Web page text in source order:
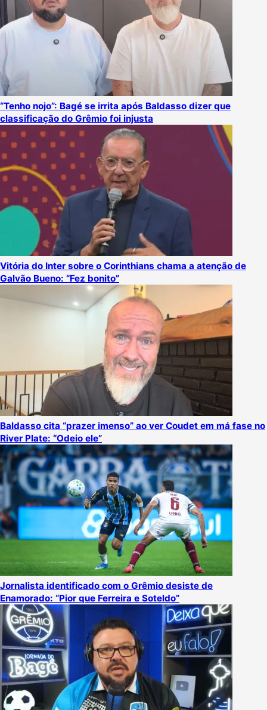
“Tenho nojo”: Bagé se irrita após Baldasso dizer que
classificação do Grêmio foi injusta
Vitória do Inter sobre o Corinthians chama a atenção de
Galvão Bueno: “Fez bonito”
Baldasso cita “prazer imenso” ao ver Coudet em má fase no
River Plate: “Odeio ele”
Jornalista identificado com o Grêmio desiste de
Enamorado: “Pior que Ferreira e Soteldo”